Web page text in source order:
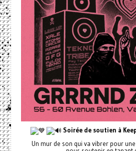
Soirée de soutien à
Un mur de son qui va vibrer pour